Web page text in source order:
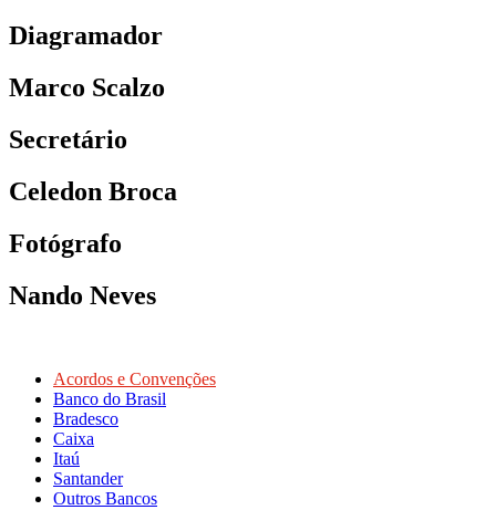
Diagramador
Marco Scalzo
Secretário
Celedon Broca
Fotógrafo
Nando Neves
Acordos e Convenções
Banco do Brasil
Bradesco
Caixa
Itaú
Santander
Outros Bancos